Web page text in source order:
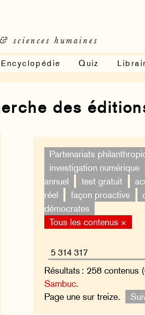
sciences humaines
Encyclopédie Quiz
des
Partenariats
investigation numérique
annuel
test gratuit
réel
façon proactive
démocrates
Tous les contenus ×
Résultats : 258 contenus
Sambuc.
Page une sur treize.